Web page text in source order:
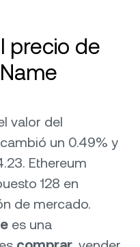
precio de
valor del
un 0.49% y
Ethereum
128 en
de mercado.
es una